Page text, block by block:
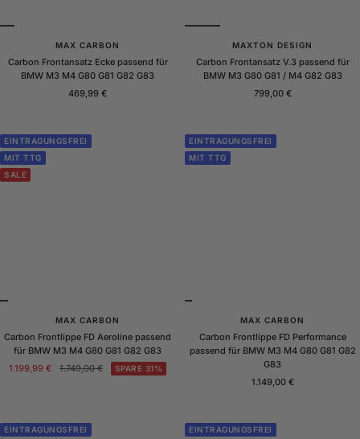
MAX CARBON
Carbon Frontansatz Ecke passend für
BMW M3 M4 G80 G81 G82 G83
Angebotspreis
469,99 €
MAXTON DESIGN
Carbon Frontansatz V.3 passend für
BMW M3 G80 G81 / M4 G82 G83
Angebotspreis
799,00 €
EINTRAGUNGSFREI
MIT TTG
SALE
MAX CARBON
Carbon Frontlippe FD Aeroline passend
für BMW M3 M4 G80 G81 G82 G83
Angebotspreis
1.199,99 €
Regulärer
1.749,00 € SPARE 31%
EINTRAGUNGSFREI
MIT TTG
MAX CARBON
Carbon Frontlippe FD Performance
passend für BMW M3 M4 G80 G81 G82
G83
Angebotspreis
1.149,00 €
EINTRAGUNGSFREI
EINTRAGUNGSFREI